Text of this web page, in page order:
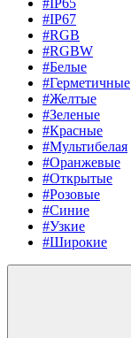
#IP67
#RGB
#RGBW
#Белые
#Герметичные
#Желтые
#Зеленые
#Красные
#Мультибелая
#Оранжевые
#Открытые
#Розовые
#Синие
#Узкие
#Широкие